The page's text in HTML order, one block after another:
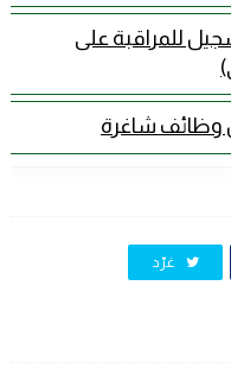
للمراقبة على
غرّد